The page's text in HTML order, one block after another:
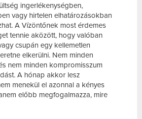
ingerlékenységben,
vagy hirtelen elhatározásokban
A Vízöntőnek most érdemes
tennie aközött, hogy valóban
csupán egy kellemetlen
elkerülni. Nem minden
nem minden kompromisszum
A hónap akkor lesz
menekül el azonnal a kényes
előbb megfogalmazza, mire